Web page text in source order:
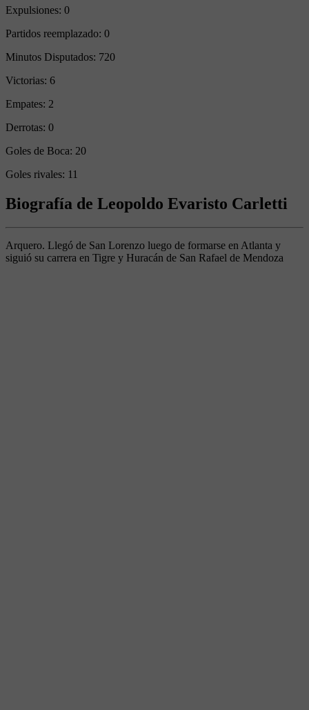
Expulsiones: 0
Partidos reemplazado: 0
Minutos Disputados: 720
Victorias: 6
Empates: 2
Derrotas: 0
Goles de Boca: 20
Goles rivales: 11
Biografía de Leopoldo Evaristo Carletti
Arquero. Llegó de San Lorenzo luego de formarse en Atlanta y
siguió su carrera en Tigre y Huracán de San Rafael de Mendoza